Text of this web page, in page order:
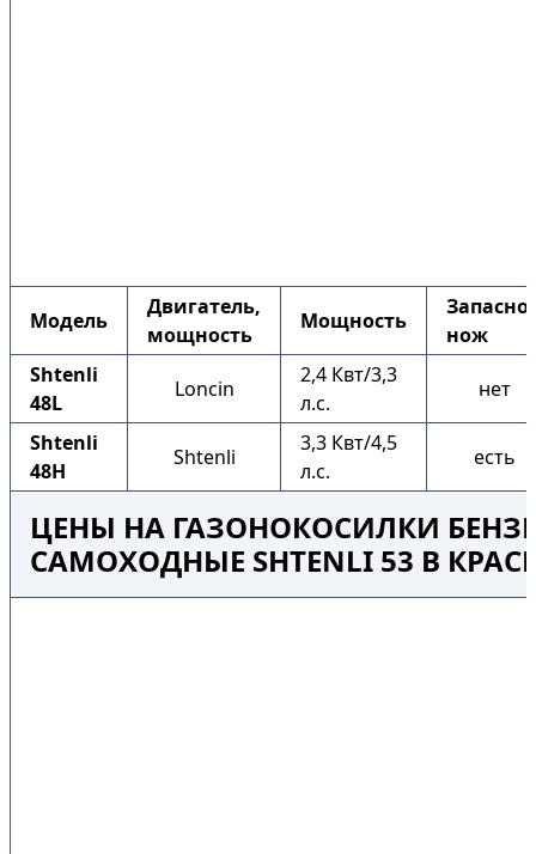
Модель
Двигатель,
мощность
Мощность
нож
Shtenli
48L
Loncin
2,4 Квт/3,3
л.с.
нет
Shtenli
48H
Shtenli
3,3 Квт/4,5
л.с.
есть
ЦЕНЫ НА ГАЗОНОКОСИЛКИ
САМОХОДНЫЕ SHTENLI 53 В